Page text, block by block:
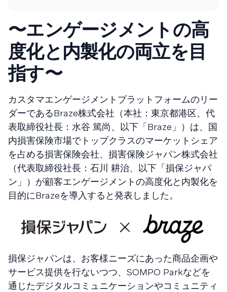
〜エンゲージメントの高
度化と内製化の両立を目
指す〜
カスタマエンゲージメントプラットフォームのリー
ダーであるBraze株式会社（本社：東京都港区、代
表取締役社長：水谷 篤尚、以下「Braze」）は、国
内損害保険市場でトップクラスのマーケットシェア
を占める損害保険会社、損害保険ジャパン株式会社
（代表取締役社長：石川 耕治、以下「損保ジャパ
ン」）が顧客エンゲージメントの高度化と内製化を
目的にBrazeを導入すると発表しました。
損保ジャパンは、お客様ニーズにあった商品企画や
サービス提供を行ないつつ、SOMPO Parkなどを
通じたデジタルコミュニケーションやコミュニティ